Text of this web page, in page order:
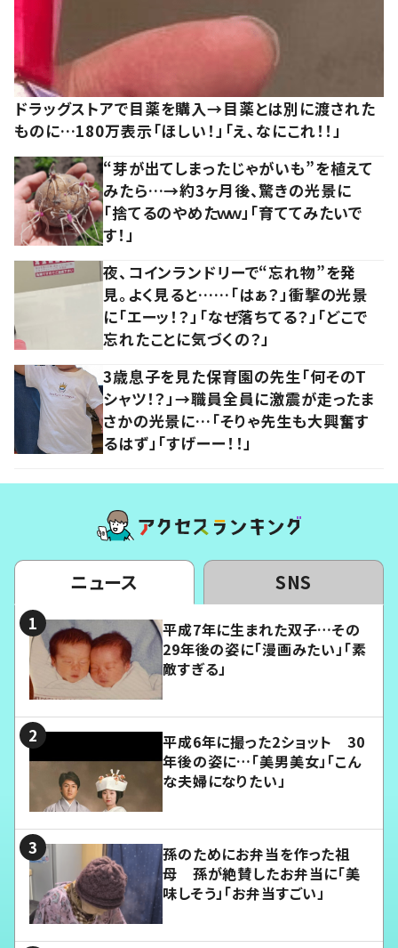
ドラッグストアで目薬を購入→目薬とは別に渡された
ものに…180万表示「ほしい！」「え、なにこれ！！」
“芽が出てしまったじゃがいも”を植えて
みたら…→約3ヶ月後、驚きの光景に
「捨てるのやめたｗｗ」「育ててみたいで
す！」
夜、コインランドリーで“忘れ物”を発
見。よく見ると……「はぁ？」衝撃の光景
に「エーッ！？」「なぜ落ちてる？」「どこで
忘れたことに気づくの？」
3歳息子を見た保育園の先生「何そのT
シャツ！？」→職員全員に激震が走ったま
さかの光景に…「そりゃ先生も大興奮す
るはず」「すげーー！！」
ニュース SNS
平成7年に生まれた双子…その
29年後の姿に「漫画みたい」「素
敵すぎる」
平成6年に撮った2ショット 30
年後の姿に…「美男美女」「こん
な夫婦になりたい」
孫のためにお弁当を作った祖
母 孫が絶賛したお弁当に「美
味しそう」「お弁当すごい」